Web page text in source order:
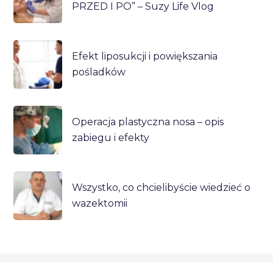
PRZED I PO” – Suzy Life Vlog
Efekt liposukcji i powiększania
pośladków
Operacja plastyczna nosa – opis
zabiegu i efekty
Wszystko, co chcielibyście wiedzieć o
wazektomii